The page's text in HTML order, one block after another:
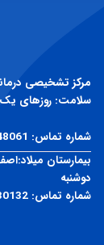
مرکز تشخیصی
سلامت: روزهای
شماره تماس:
بیمارستان میلاد:
دوشنبه
شماره تماس: